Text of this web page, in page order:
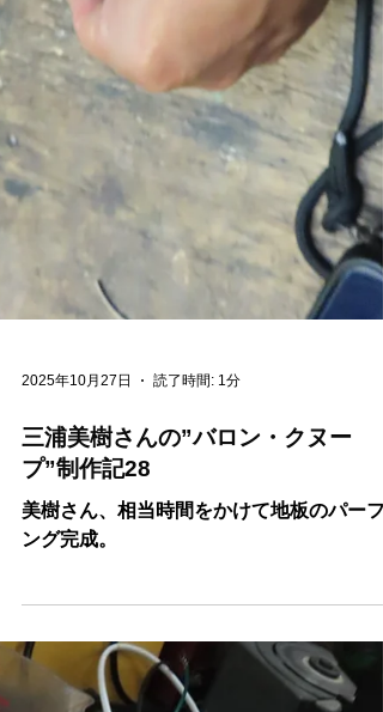
2025年10月27日 読了時間: 1分
美樹さん、相当時間をかけて地板のパーフ
ング完成。